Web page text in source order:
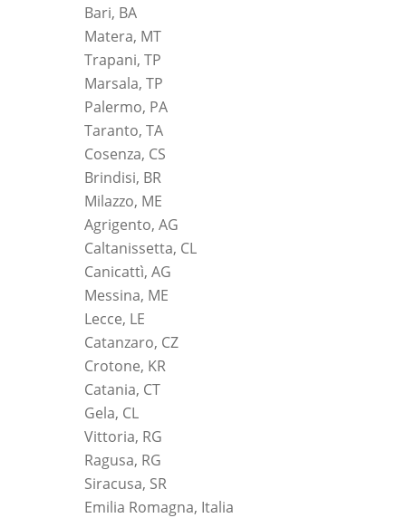
Bari, BA
Matera, MT
Trapani, TP
Marsala, TP
Palermo, PA
Taranto, TA
Cosenza, CS
Brindisi, BR
Milazzo, ME
Agrigento, AG
Caltanissetta, CL
Canicattì, AG
Messina, ME
Lecce, LE
Catanzaro, CZ
Crotone, KR
Catania, CT
Gela, CL
Vittoria, RG
Ragusa, RG
Siracusa, SR
Emilia Romagna, Italia